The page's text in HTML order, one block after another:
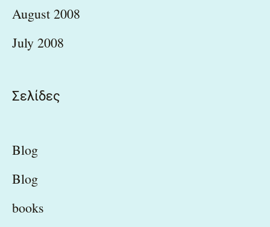
August 2008
July 2008
Σελίδες
Blog
Blog
books